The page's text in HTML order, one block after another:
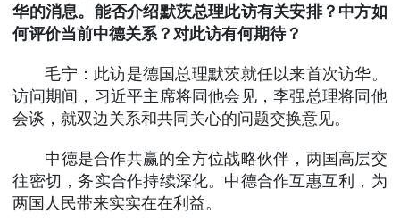
华的消息。能否介绍默茨总理此访有关安排？中方如
何评价当前中德关系？对此访有何期待？
毛宁：此访是德国总理默茨就任以来首次访华。
访问期间，习近平主席将同他会见，李强总理将同他
会谈，就双边关系和共同关心的问题交换意见。
中德是合作共赢的全方位战略伙伴，两国高层交
往密切，务实合作持续深化。中德合作互惠互利，为
两国人民带来实实在在利益。